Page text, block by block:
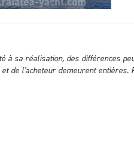
sa réalisation, des différences
l'acheteur demeurent entières.